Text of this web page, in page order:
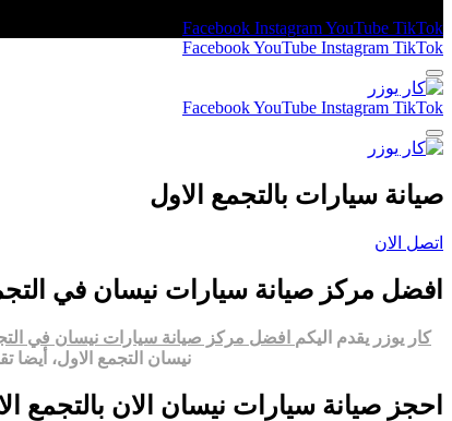
Facebook InstagramYouTube TikTok
FacebookYouTube Instagram TikTok
FacebookYouTube Instagram TikTok
صيانة سيارات بالتجمع الاول
اتصل الان
افضل مركز صيانة سيارات نيسان في
كار يوزر يقدم اليكم افضل مركز صيانة سيارات نيسان في
نيسان التجمع الاول،
احجز صيانة سيارات نيسان الان بالتجمع